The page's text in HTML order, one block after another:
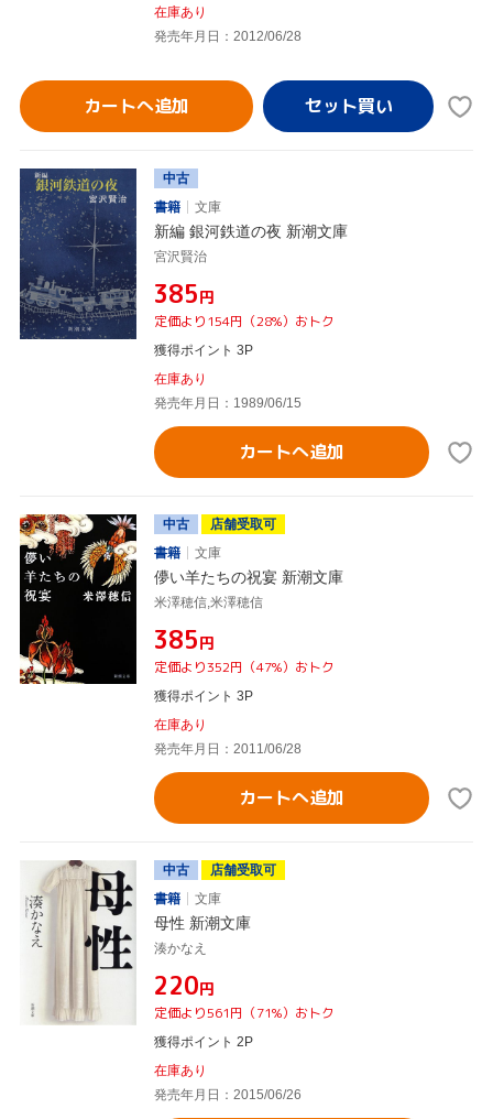
在庫あり
発売年月日：2012/06/28
カートへ追加
中古
書籍
文庫
新編 銀河鉄道の夜 新潮文庫
宮沢賢治
¥385円
定価より154円（28%）おトク
獲得ポイント 3P
在庫あり
発売年月日：1989/06/15
カートへ追加
中古
店舗受取可
書籍
文庫
儚い羊たちの祝宴 新潮文庫
米澤穂信,米澤穂信
¥385円
定価より352円（47%）おトク
獲得ポイント 3P
在庫あり
発売年月日：2011/06/28
カートへ追加
中古
店舗受取可
書籍
文庫
母性 新潮文庫
湊かなえ
¥220円
定価より561円（71%）おトク
獲得ポイント 2P
在庫あり
発売年月日：2015/06/26